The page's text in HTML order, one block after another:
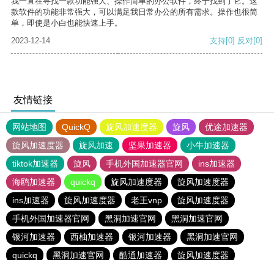
款软件的功能非常强大，可以满足我日常办公的所有需求。操作也很简
单，即使是小白也能快速上手。
2023-12-14
支持[0] 反对[0]
友情链接
网站地图 QuickQ 旋风加速度器 旋风
优途加速器
旋风加速度器
旋风加速 坚果加速器
小牛加速器
tiktok加速器
旋风 手机外国加速器官网
ins加速器
海鸥加速器
quickq 旋风加速度器
旋风加速度器
ins加速器
旋风加速度器 老王vnp
旋风加速度器
手机外国加速器官网
黑洞加速官网
黑洞加速官网
银河加速器
西柚加速器 银河加速器
黑洞加速官网
quickq
黑洞加速官网 酷通加速器 旋风加速度器